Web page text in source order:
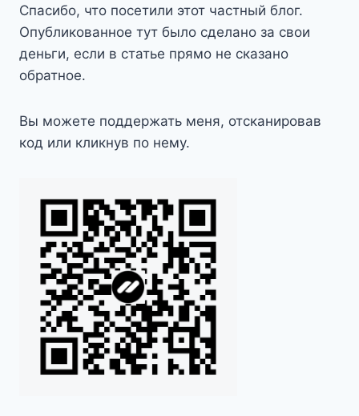
Спасибо, что посетили этот частный блог.
Опубликованное тут было сделано за свои
деньги, если в статье прямо не сказано
обратное.
Вы можете поддержать меня, отсканировав
код или кликнув по нему.